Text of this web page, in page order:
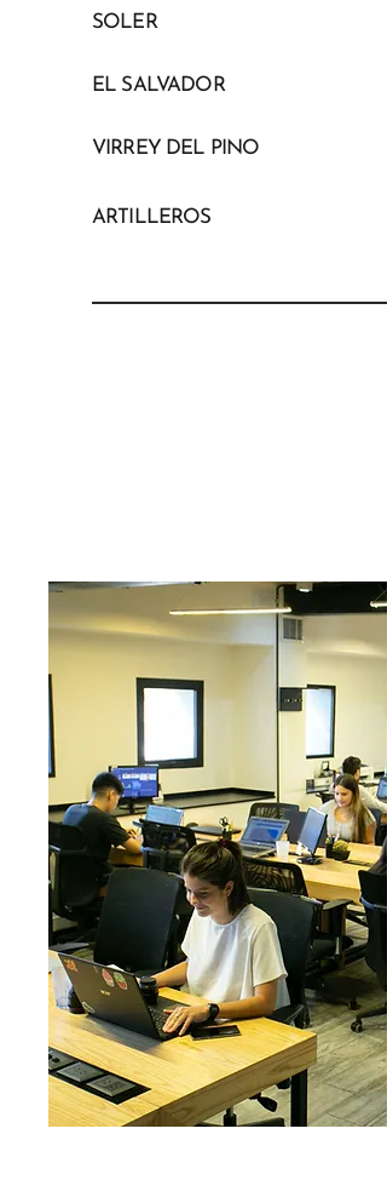
SOLER
EL SALVADOR
VIRREY DEL PINO
ARTILLEROS